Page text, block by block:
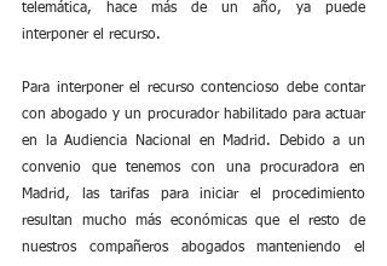
telemática, hace más de un año, ya puede
interponer el recurso.
Para interponer el recurso contencioso debe contar
con abogado y un procurador habilitado para actuar
en la Audiencia Nacional en Madrid. Debido a un
convenio que tenemos con una procuradora en
Madrid, las tarifas para iniciar el procedimiento
resultan mucho más económicas que el resto de
nuestros compañeros abogados manteniendo el